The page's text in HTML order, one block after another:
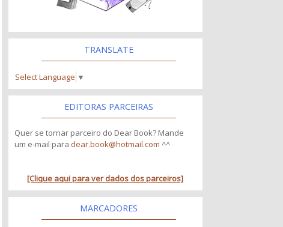
TRANSLATE
Select Language ▼
EDITORAS PARCEIRAS
Quer se tornar parceiro do Dear Book? Mande
um e-mail para dear.book@hotmail.com ^^
[Clique aqui para ver dados dos parceiros]
MARCADORES